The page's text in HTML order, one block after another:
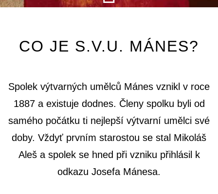
CO JE S.V.U. MÁNES?
Spolek výtvarných umělců Mánes vznikl v roce
1887 a existuje dodnes. Členy spolku byli od
samého počátku ti nejlepší výtvarní umělci své
doby. Vždyť prvním starostou se stal Mikoláš
Aleš a spolek se hned při vzniku přihlásil k
odkazu Josefa Mánesa.